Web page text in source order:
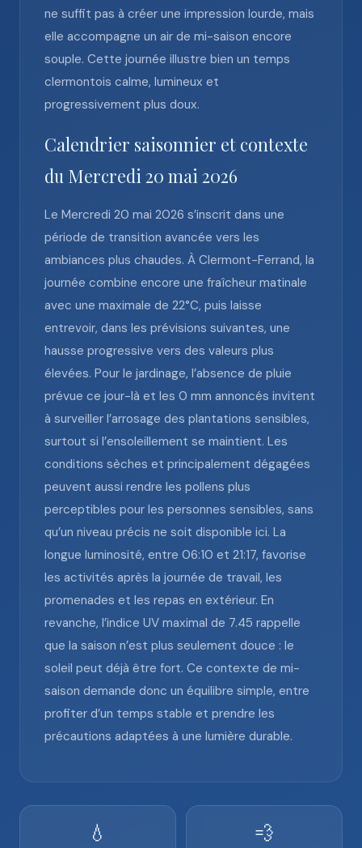
ne suffit pas à créer une impression lourde, mais
elle accompagne un air de mi-saison encore
souple. Cette journée illustre bien un temps
clermontois calme, lumineux et
progressivement plus doux.
Calendrier saisonnier et contexte
du Mercredi 20 mai 2026
Le Mercredi 20 mai 2026 s’inscrit dans une
période de transition avancée vers les
ambiances plus chaudes. À Clermont-Ferrand, la
journée combine encore une fraîcheur matinale
avec une maximale de 22°C, puis laisse
entrevoir, dans les prévisions suivantes, une
hausse progressive vers des valeurs plus
élevées. Pour le jardinage, l’absence de pluie
prévue ce jour-là et les 0 mm annoncés invitent
à surveiller l’arrosage des plantations sensibles,
surtout si l’ensoleillement se maintient. Les
conditions sèches et principalement dégagées
peuvent aussi rendre les pollens plus
perceptibles pour les personnes sensibles, sans
qu’un niveau précis ne soit disponible ici. La
longue luminosité, entre 06:10 et 21:17, favorise
les activités après la journée de travail, les
promenades et les repas en extérieur. En
revanche, l’indice UV maximal de 7.45 rappelle
que la saison n’est plus seulement douce : le
soleil peut déjà être fort. Ce contexte de mi-
saison demande donc un équilibre simple, entre
profiter d’un temps stable et prendre les
précautions adaptées à une lumière durable.
💧 💨